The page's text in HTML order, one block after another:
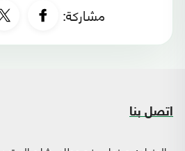
مشاركة:
اتصل بنا